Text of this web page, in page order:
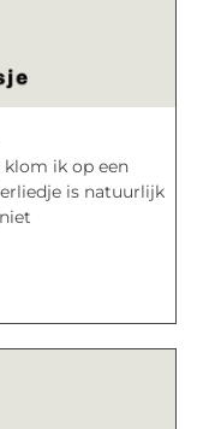
klom ik op een
is natuurlijk